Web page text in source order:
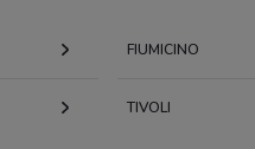
FIUMICINO
TIVOLI